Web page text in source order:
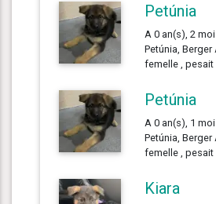
Petúnia
A 0 an(s), 2
Petúnia, Berger
femelle , pesait
Petúnia
A 0 an(s), 1
Petúnia, Berger
femelle , pesait
Kiara